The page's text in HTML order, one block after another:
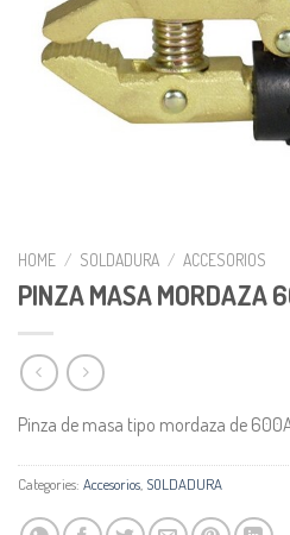
HOME / SOLDADURA / ACCESORIOS
PINZA MASA MORDAZA
Pinza de masa tipo mordaza de
Categories: Accesorios, SOLDADURA